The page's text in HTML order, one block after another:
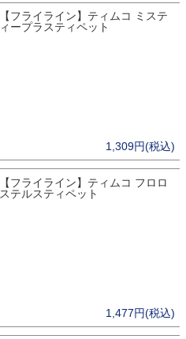
【フライライン】ティムコ ミステ
ィープラスティペット
1,309円(税込)
【フライライン】ティムコ フロロ
ステルスティペット
1,477円(税込)